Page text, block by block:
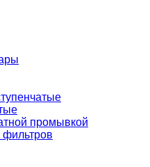
промывкой
фильтров